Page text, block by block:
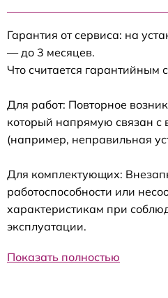
Гарантия от сервиса: на
— до 3 месяцев.
Что считается гарантийным
Для работ: Повторное
который напрямую связан с
(например, неправильная
Для комплектующих:
работоспособности или
характеристикам при
эксплуатации.
Показать полностью